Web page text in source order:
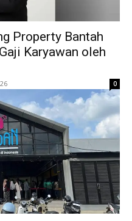
Property Bantah
Karyawan oleh
0